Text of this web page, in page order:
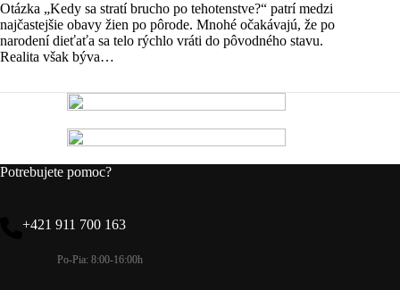
Otázka „Kedy sa stratí brucho po tehotenstve?“ patrí medzi
najčastejšie obavy žien po pôrode. Mnohé očakávajú, že po
narodení dieťaťa sa telo rýchlo vráti do pôvodného stavu.
Realita však býva…
Potrebujete pomoc?
+421 911 700 163
Po-Pia: 8:00-16:00h